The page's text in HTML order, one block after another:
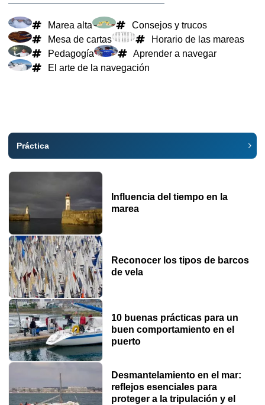
Marea alta
Consejos y trucos
Mesa de cartas
Horario de las mareas
Pedagogía
Aprender a navegar
El arte de la navegación
Práctica
Influencia del tiempo en la
marea
Reconocer los tipos de barcos
de vela
10 buenas prácticas para un
buen comportamiento en el
puerto
Desmantelamiento en el mar:
reflejos esenciales para
proteger a la tripulación y el